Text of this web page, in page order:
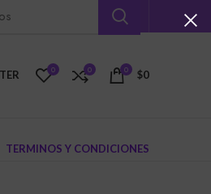
0 0 0 $0
TERMINOS Y CONDICIONES